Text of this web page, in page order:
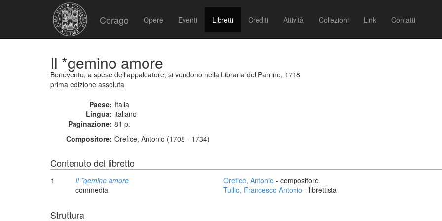
Corago Opere Eventi Libretti Crediti Attività Collezioni Link Contatti
Il *gemino amore
Benevento, a spese dell'appaldatore, si vendono nella Libraria del Parrino, 1718
prima edizione assoluta
Paese: Italia
Lingua: italiano
Paginazione: 81 p.
Compositore: Orefice, Antonio (1708 - 1734)
Contenuto del libretto
1
Il *gemino amore
commedia
Orefice, Antonio - compositore
Tullio, Francesco Antonio - librettista
Struttura